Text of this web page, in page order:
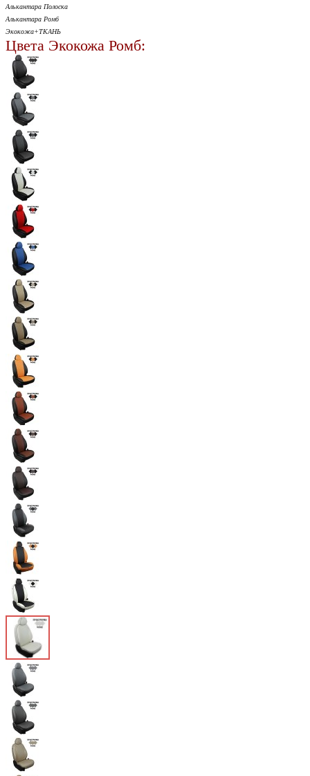
Алькантара Полоска
Алькантара Ромб
Экокожа+ТКАНЬ
Цвета Экокожа Ромб: